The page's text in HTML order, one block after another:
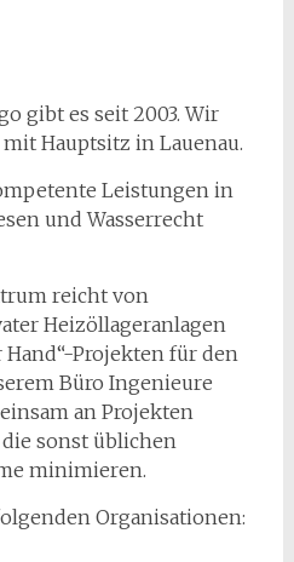
gibt es seit 2003. Wir
Hauptsitz in Lauenau.
Leistungen in
und Wasserrecht
reicht von
Heizöllageranlagen
Hand“-Projekten für den
Büro Ingenieure
an Projekten
sonst üblichen
minimieren.
Organisationen: